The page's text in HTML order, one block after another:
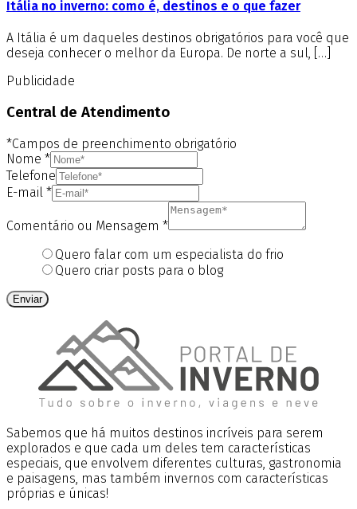
Itália no inverno: como é, destinos e o que fazer
A Itália é um daqueles destinos obrigatórios para você que
deseja conhecer o melhor da Europa. De norte a sul, […]
Publicidade
Central de Atendimento
*Campos de preenchimento obrigatório
Nome *
Telefone
E-mail *
Comentário ou Mensagem *
Quero falar com um especialista do frio
Quero criar posts para o blog
Enviar
Sabemos que há muitos destinos incríveis para serem
explorados e que cada um deles tem características
especiais, que envolvem diferentes culturas, gastronomia
e paisagens, mas também invernos com características
próprias e únicas!